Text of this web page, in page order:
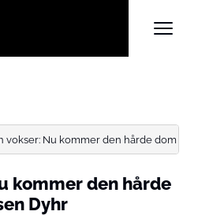
vokser: Nu kommer den hårde dom
kommer den hårde
Dyhr